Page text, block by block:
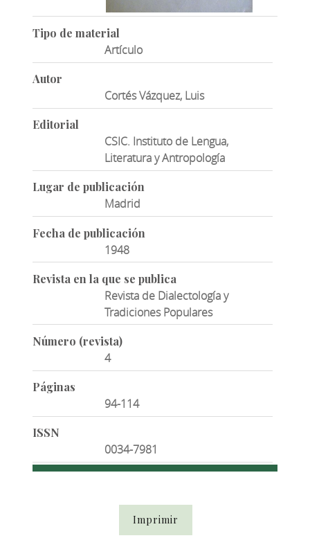
Tipo de material
Artículo
Autor
Cortés Vázquez, Luis
Editorial
CSIC. Instituto de Lengua,
Literatura y Antropología
Lugar de publicación
Madrid
Fecha de publicación
1948
Revista en la que se publica
Revista de Dialectología y
Tradiciones Populares
Número (revista)
4
Páginas
94-114
ISSN
0034-7981
Imprimir